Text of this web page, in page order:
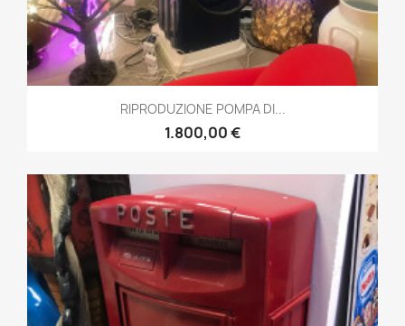
RIPRODUZIONE POMPA DI...
1.800,00 €